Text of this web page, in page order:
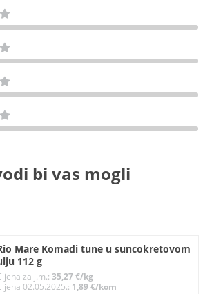
bi vas mogli
Mare Komadi tune u suncokretovom
112 g
za j.m.:35,27 €/kg
02.05.2025.: 1,89 €/kom